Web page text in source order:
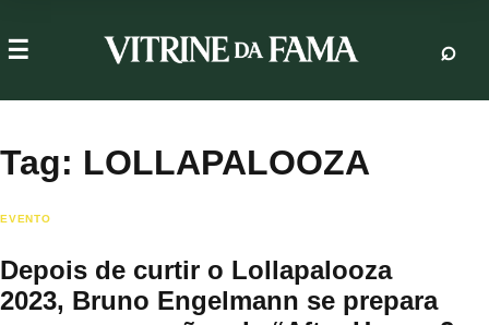
Tag: LOLLAPALOOZA
EVENTO
Depois de curtir o Lollapalooza
2023, Bruno Engelmann se prepara